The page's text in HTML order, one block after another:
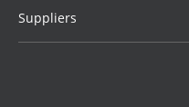
Suppliers